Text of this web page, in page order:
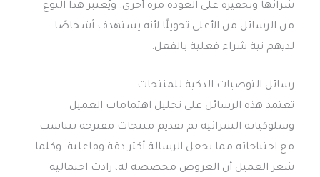
شرائها وتحفيزه على العودة مرة أخرى. ويُعتبر هذا النوع
من الرسائل من الأعلى تحويلًا لأنه يستهدف أشخاصًا
لديهم نية شراء فعلية بالفعل.
رسائل التوصيات الذكية للمنتجات
تعتمد هذه الرسائل على تحليل اهتمامات العميل
وسلوكياته الشرائية ثم تقديم منتجات مقترحة تتناسب
مع احتياجاته مما يجعل الرسالة أكثر دقة وفاعلية. وكلما
شعر العميل أن العروض مخصصة له، زادت احتمالية